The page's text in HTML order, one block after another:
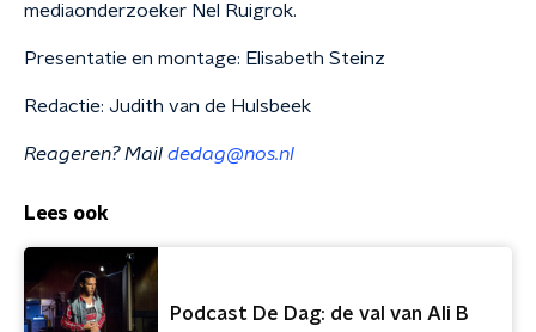
mediaonderzoeker Nel Ruigrok.
Presentatie en montage: Elisabeth Steinz
Redactie: Judith van de Hulsbeek
Reageren? Mail dedag@nos.nl
Lees ook
Podcast De Dag: de val van Ali B